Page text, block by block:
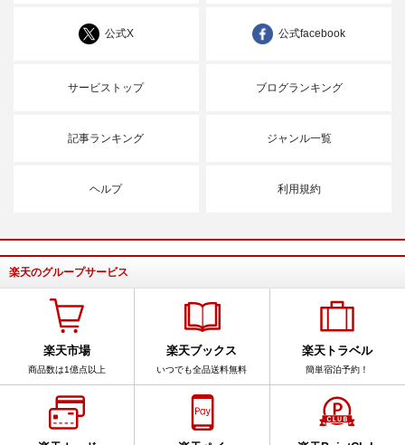
公式X 公式facebook
サービストップ ブログランキング
記事ランキング ジャンル一覧
ヘルプ 利用規約
楽天のグループサービス
楽天市場
商品数は1億点以上
楽天ブックス
いつでも全品送料無料
楽天トラベル
簡単宿泊予約！